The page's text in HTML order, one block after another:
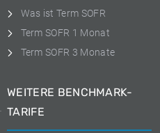
Was ist Term SOFR
Term SOFR 1 Monat
Term SOFR 3 Monate
WEITERE BENCHMARK-
TARIFE